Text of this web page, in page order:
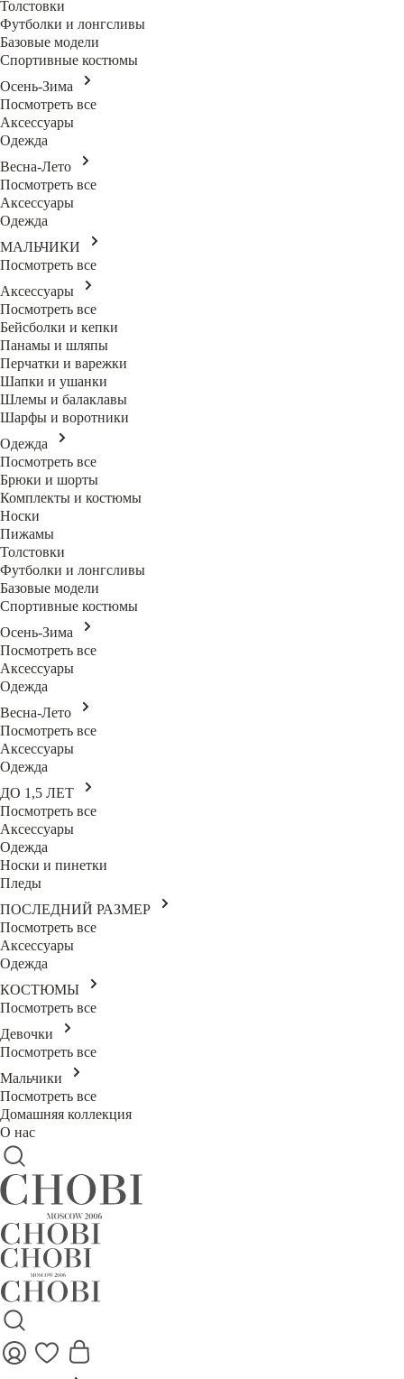
Толстовки
Футболки и лонгсливы
Базовые модели
Спортивные костюмы
Осень-Зима
Посмотреть все
Аксессуары
Одежда
Весна-Лето
Посмотреть все
Аксессуары
Одежда
МАЛЬЧИКИ
Посмотреть все
Аксессуары
Посмотреть все
Бейсболки и кепки
Панамы и шляпы
Перчатки и варежки
Шапки и ушанки
Шлемы и балаклавы
Шарфы и воротники
Одежда
Посмотреть все
Брюки и шорты
Комплекты и костюмы
Носки
Пижамы
Толстовки
Футболки и лонгсливы
Базовые модели
Спортивные костюмы
Осень-Зима
Посмотреть все
Аксессуары
Одежда
Весна-Лето
Посмотреть все
Аксессуары
Одежда
ДО 1,5 ЛЕТ
Посмотреть все
Аксессуары
Одежда
Носки и пинетки
Пледы
ПОСЛЕДНИЙ РАЗМЕР
Посмотреть все
Аксессуары
Одежда
КОСТЮМЫ
Посмотреть все
Девочки
Посмотреть все
Мальчики
Посмотреть все
Домашняя коллекция
О нас